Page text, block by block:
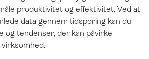
produktivitet og effektivitet. Ved at
data gennem tidsporing kan du
og tendenser, der kan påvirke